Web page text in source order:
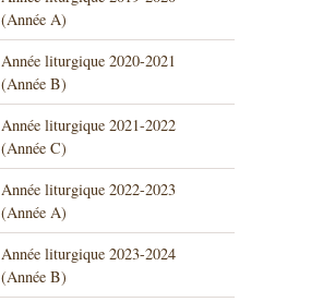
(Année A)
Année liturgique 2020-2021
(Année B)
Année liturgique 2021-2022
(Année C)
Année liturgique 2022-2023
(Année A)
Année liturgique 2023-2024
(Année B)